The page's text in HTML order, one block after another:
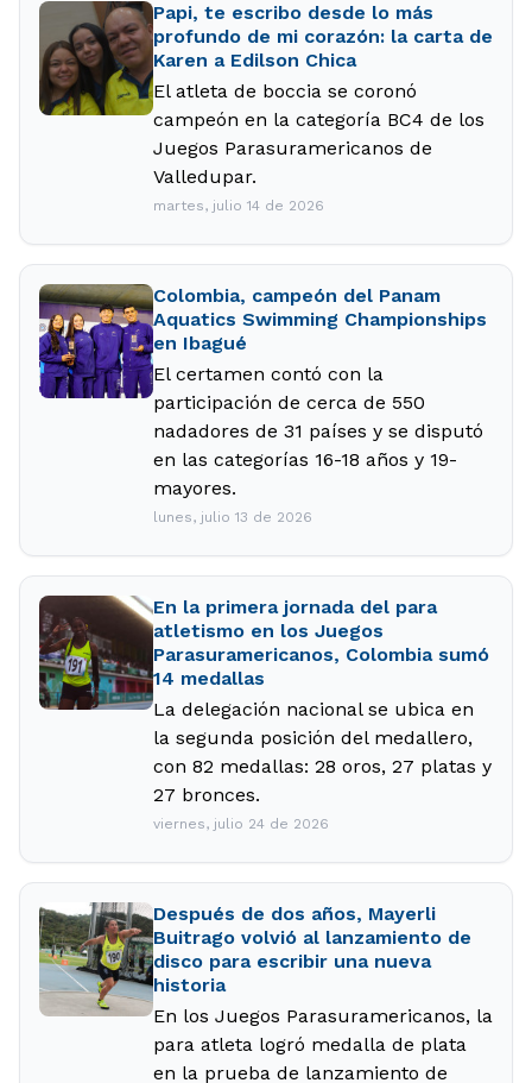
Papi, te escribo desde lo más
profundo de mi corazón: la carta de
Karen a Edilson Chica
El atleta de boccia se coronó
campeón en la categoría BC4 de los
Juegos Parasuramericanos de
Valledupar.
martes, julio 14 de 2026
Colombia, campeón del Panam
Aquatics Swimming Championships
en Ibagué
El certamen contó con la
participación de cerca de 550
nadadores de 31 países y se disputó
en las categorías 16-18 años y 19-
mayores.
lunes, julio 13 de 2026
En la primera jornada del para
atletismo en los Juegos
Parasuramericanos, Colombia sumó
14 medallas
La delegación nacional se ubica en
la segunda posición del medallero,
con 82 medallas: 28 oros, 27 platas y
27 bronces.
viernes, julio 24 de 2026
Después de dos años, Mayerli
Buitrago volvió al lanzamiento de
disco para escribir una nueva
historia
En los Juegos Parasuramericanos, la
para atleta logró medalla de plata
en la prueba de lanzamiento de